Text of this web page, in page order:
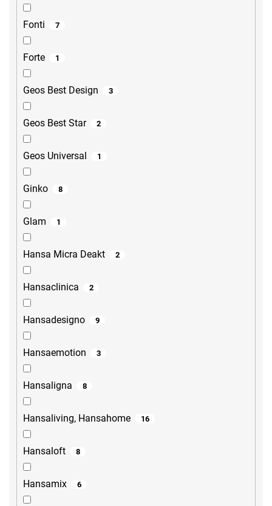
Fonti 7
Forte 1
Geos Best Design 3
Geos Best Star 2
Geos Universal 1
Ginko 8
Glam 1
Hansa Micra Deakt 2
Hansaclinica 2
Hansadesigno 9
Hansaemotion 3
Hansaligna 8
Hansaliving, Hansahome 16
Hansaloft 8
Hansamix 6